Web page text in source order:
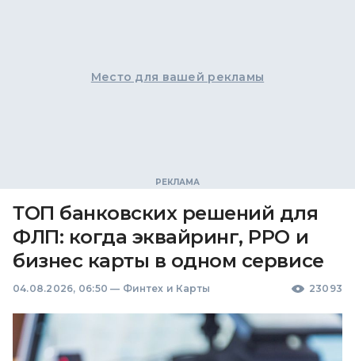
Место для вашей рекламы
ТОП банковских решений для
ФЛП: когда эквайринг, РРО и
бизнес карты в одном сервисе
04.08.2026, 06:50 — Финтех и Карты 23093